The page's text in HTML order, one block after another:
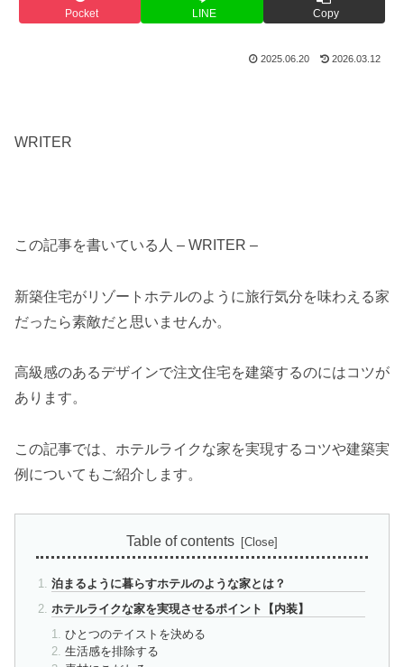
Pocket LINE Copy
2025.06.20 2026.03.12
WRITER
この記事を書いている人 – WRITER –
新築住宅がリゾートホテルのように旅行気分を味わえる家
だったら素敵だと思いませんか。
高級感のあるデザインで注文住宅を建築するのにはコツが
あります。
この記事では、ホテルライクな家を実現するコツや建築実
例についてもご紹介します。
Table of contents
泊まるように暮らすホテルのような家とは？
ホテルライクな家を実現させるポイント【内装】
ひとつのテイストを決める
生活感を排除する